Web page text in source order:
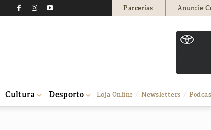
Parcerias Anuncie
Cultura Desporto Loja Online Newsletters